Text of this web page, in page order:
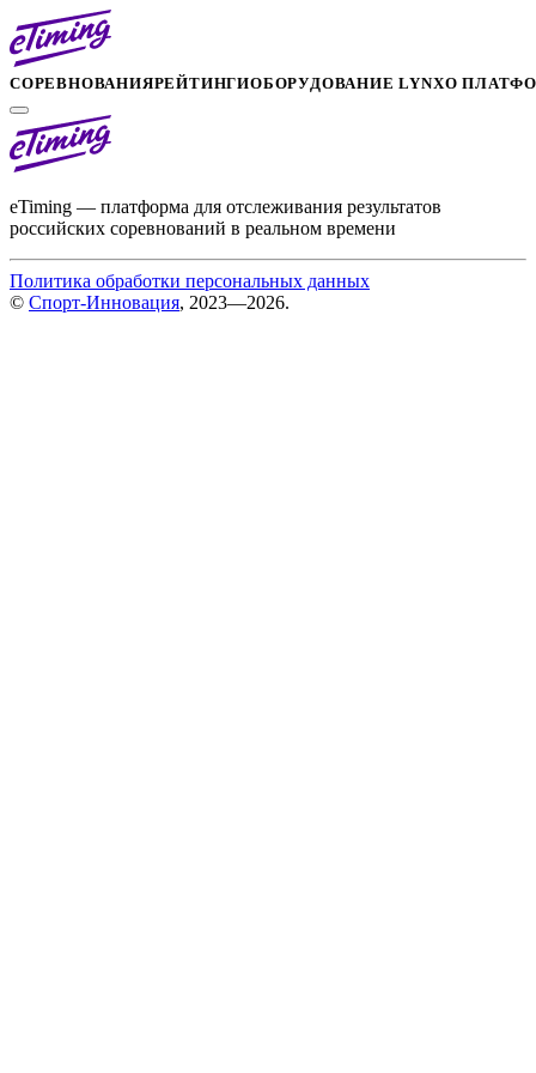
СОРЕВНОВАНИЯРЕЙТИНГИОБОРУДОВАНИЕ LYNXО
eTiming — платформа для отслеживания результатов
российских соревнований в реальном времени
Политика обработки персональных данных
© Спорт-Инновация, 2023—2026.